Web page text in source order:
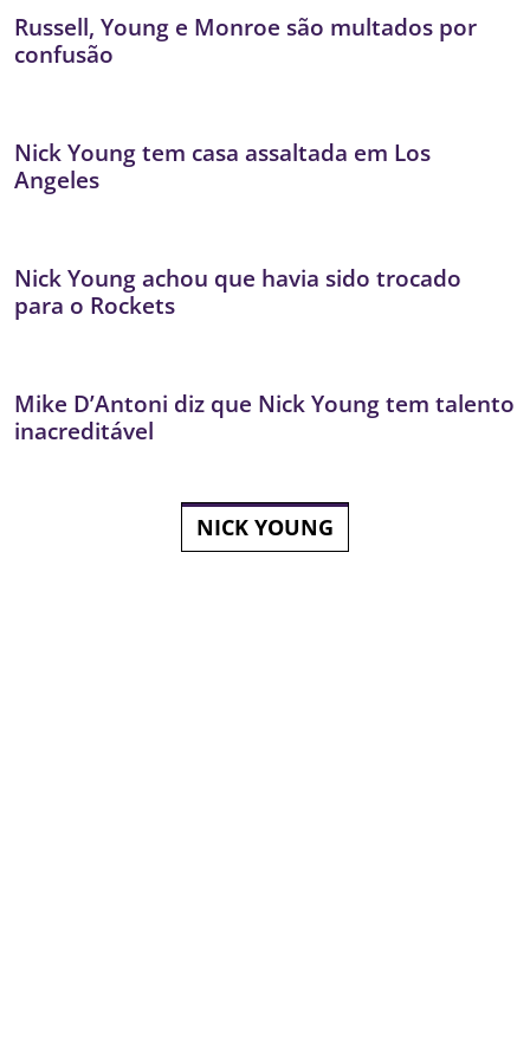
Russell, Young e Monroe são multados por
confusão
Nick Young tem casa assaltada em Los
Angeles
Nick Young achou que havia sido trocado
para o Rockets
Mike D’Antoni diz que Nick Young tem talento
inacreditável
NICK YOUNG